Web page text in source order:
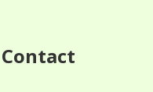
Contact